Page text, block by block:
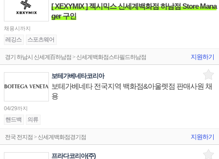
[ XEXYMIX ] 젝시믹스 신세계백화점 하남점 Store Mana
ger 구인
채용시까지
레깅스 스포츠웨어
경기 하남시 신세계百하남점 > 신세계백화점스타필드하남점 지원하기
보테가베네타코리아
보테가베네타 전국지역 백화점&아울렛점 판매사원 채
용
04/29까지
핸드백 의류
전국 전지점 > 신세계백화점경기점 지원하기
프라다코리아(주)